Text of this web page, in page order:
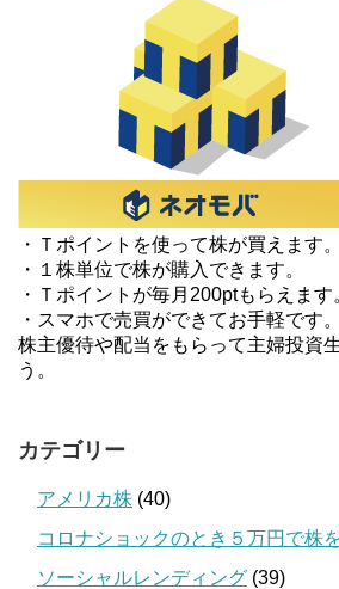
・Ｔポイントを使って株が買えます。
・１株単位で株が購入できます。
・Ｔポイントが毎月200ptもらえます
・スマホで売買ができてお手軽です。
株主優待や配当をもらって主婦投資
う。
カテゴリー
アメリカ株 (40)
コロナショックのとき５万円で株
ソーシャルレンディング (39)